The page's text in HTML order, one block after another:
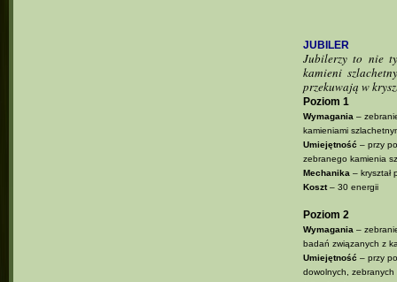
JUBILER
Jubilerzy to nie
kamieni
przekuwają w
Poziom 1
Wymagania –
kamieniami
Umiejętność – przy
zebranego kamienia
Mechanika – kryształ
Koszt– 30 energii
Poziom 2
Wymagania –
badań związanych z
Umiejętność – przy
dowolnych, zebranych